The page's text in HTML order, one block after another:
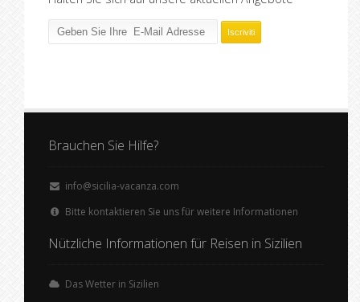
Brauchen Sie Hilfe?
info@sicilia-vacanza.com
Bitte kontaktieren Sie uns für weitere Informationen
Nützliche Informationen für Reisen in Sizilien
Das Wetter in Sizilien